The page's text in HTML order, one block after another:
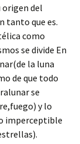
del
tanto que es.
como
se divide En
la luna
de que todo
se
y lo
imperceptible